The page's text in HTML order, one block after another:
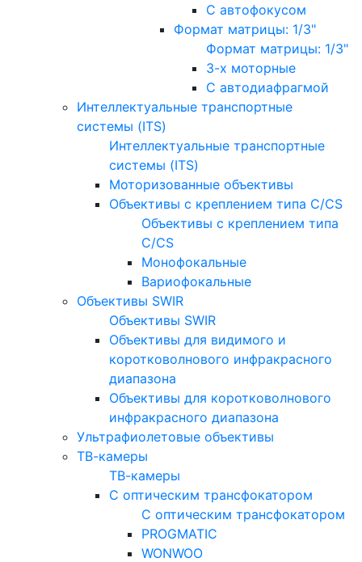
С автофокусом
Формат матрицы: 1/3"
Формат матрицы: 1/3"
3-х моторные
С автодиафрагмой
Интеллектуальные транспортные
системы (ITS)
Интеллектуальные транспортные
системы (ITS)
Моторизованные объективы
Объективы с креплением типа C/CS
Объективы с креплением типа
C/CS
Монофокальные
Вариофокальные
Объективы SWIR
Объективы SWIR
Объективы для видимого и
коротковолнового инфракрасного
диапазона
Объективы для коротковолнового
инфракрасного диапазона
Ультрафиолетовые объективы
ТВ-камеры
ТВ-камеры
С оптическим трансфокатором
С оптическим трансфокатором
PROGMATIC
WONWOO